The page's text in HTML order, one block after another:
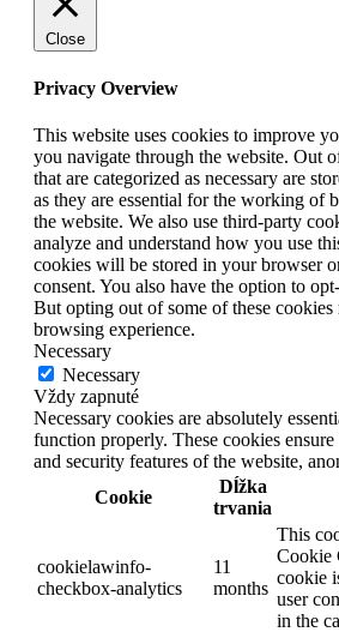
Close
Privacy Overview
This website uses cookies to improve
you navigate through the website. Out
that are categorized as necessary are
as they are essential for the working of
the website. We also use third-party
analyze and understand how you use
cookies will be stored in your browser
consent. You also have the option to
But opting out of some of these
browsing experience.
Necessary
Necessary
Vždy zapnuté
Necessary cookies are absolutely
function properly. These cookies
and security features of the website,
Cookie
Dĺžka
trvania
cookielawinfo-
checkbox-analytics
11
months
This
Cookie
cookie
user
in the